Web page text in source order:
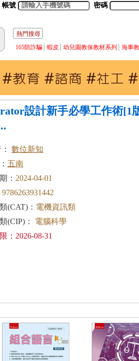
帳號 密碼
熱門搜尋
165防詐騙
蝦皮 幼兒園教保教材系列 海事
設計新手必學工作術[1
數位新知
五南
： 2024-04-01
9786263931442
(CAT)： 電機資訊類
(CIP)：
電腦科學
：2026-08-31